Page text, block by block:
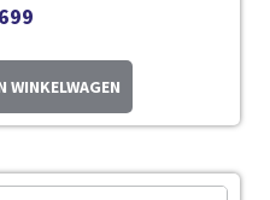
WINKELWAGEN